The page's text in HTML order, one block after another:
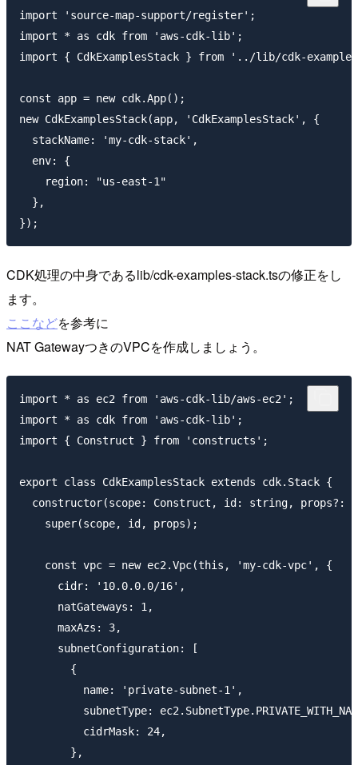
import 'source-map-support/register';
import * as cdk from 'aws-cdk-lib';
import { CdkExamplesStack } from '../lib/cdk-
const app = new cdk.App();
new CdkExamplesStack(app, 'CdkExamplesStack', {
  stackName: 'my-cdk-stack',
  env: {
    region: "us-east-1"
  },
CDK処理の中身であるlib/cdk-examples-stack.tsの修正をし
ます。
ここなどを参考に
NAT GatewayつきのVPCを作成しましょう。
import * as ec2 from 'aws-cdk-lib/aws-ec2';
import * as cdk from 'aws-cdk-lib';
import { Construct } from 'constructs';
export class CdkExamplesStack extends cdk.Stack {
constructor(scope: Construct, id: string, props?:
    super(scope, id, props);
    const vpc = new ec2.Vpc(this, 'my-cdk-vpc', {
      cidr: '10.0.0.0/16',
      natGateways: 1,
      maxAzs: 3,
      subnetConfiguration: [
        {
          name: 'private-subnet-1',
subnetType:
          cidrMask: 24,
        },